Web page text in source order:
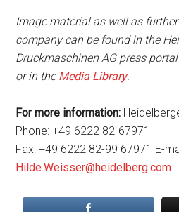
Image material as well as
company can be found in the
Druckmaschinen AG press
or in the Media Library.
For more information:
Phone: +49 6222 82-67971
Fax: +49 6222 82-99 67971 E-
Hilde.Weisser@heidelberg.com